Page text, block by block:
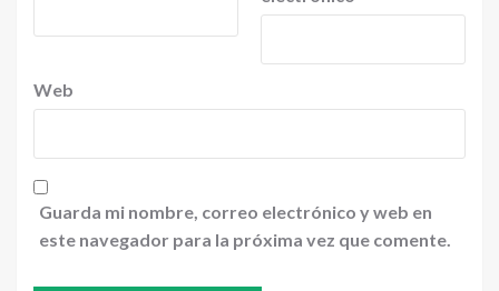
Web
Guarda mi nombre, correo electrónico y web en
este navegador para la próxima vez que comente.